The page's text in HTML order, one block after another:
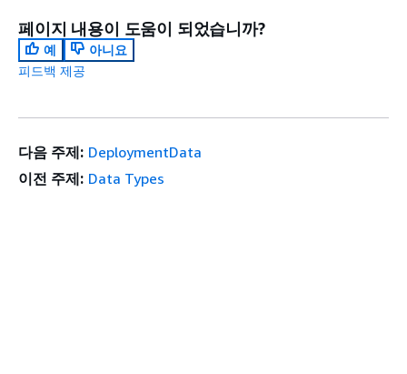
페이지 내용이 도움이 되었습니까?
예
아니요
피드백 제공
다음 주제: DeploymentData
이전 주제: Data Types